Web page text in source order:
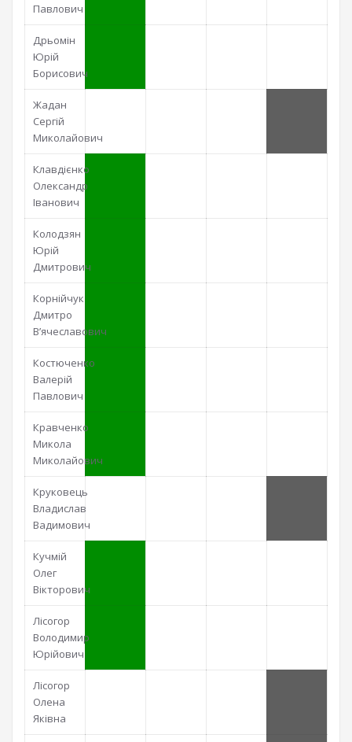
Павлович
Дрьомін
Юрій
Борисович
Жадан
Сергій
Миколайович
Клавдієнко
Олександр
Іванович
Колодзян
Юрій
Дмитрович
Корнійчук
Дмитро
В’ячеславович
Костюченко
Валерій
Павлович
Кравченко
Микола
Миколайович
Круковець
Владислав
Вадимович
Кучмій
Олег
Вікторович
Лісогор
Володимир
Юрійович
Лісогор
Олена
Яківна